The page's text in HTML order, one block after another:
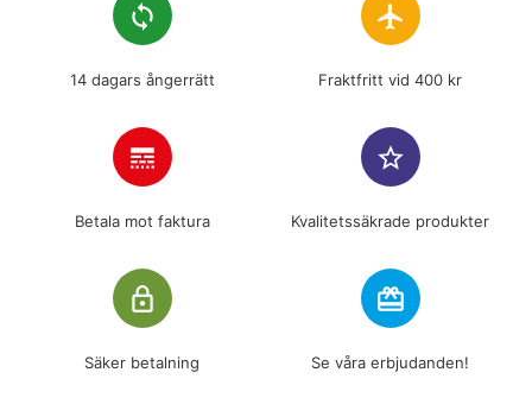
loop
14 dagars ångerrätt
flight
Fraktfritt vid 400 kr
line_style
Betala mot faktura
star_border
Kvalitetssäkrade produkter
lock_outline
Säker betalning
redeem
Se våra erbjudanden!